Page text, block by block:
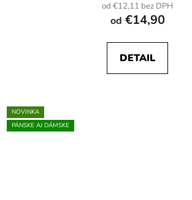
od €12,11 bez DPH
od €14,90
DETAIL
NOVINKA
PÁNSKE AJ DÁMSKE